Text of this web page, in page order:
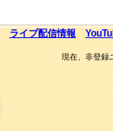
ライブ配信情報
現在、非登録